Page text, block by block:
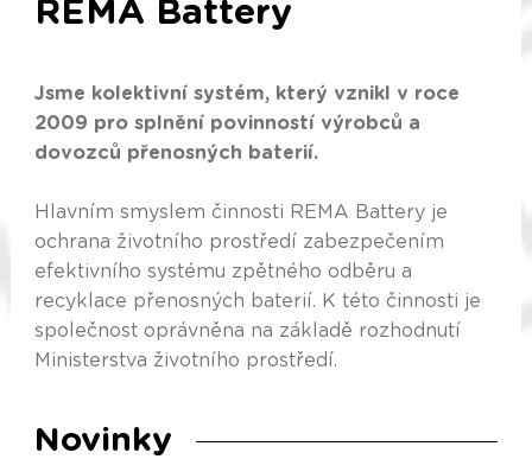
REMA Battery
Jsme kolektivní systém, který vznikl v roce
2009 pro splnění povinností výrobců a
dovozců přenosných baterií.
Hlavním smyslem činnosti REMA Battery je
ochrana životního prostředí zabezpečením
efektivního systému zpětného odběru a
recyklace přenosných baterií. K této činnosti je
společnost oprávněna na základě rozhodnutí
Ministerstva životního prostředí.
Novinky